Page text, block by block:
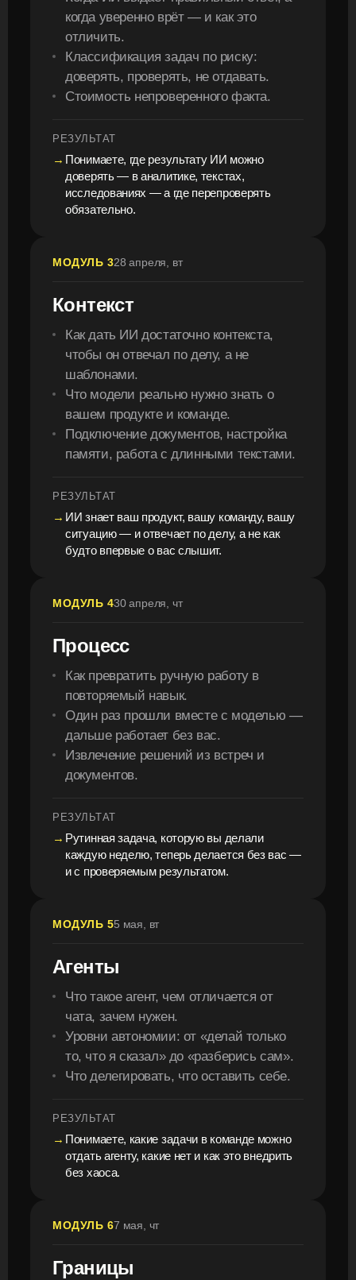
когда уверенно врёт — и как это
отличить.
Классификация задач по риску:
доверять, проверять, не отдавать.
Стоимость непроверенного факта.
РЕЗУЛЬТАТ
Понимаете, где результату ИИ можно
доверять — в аналитике, текстах,
исследованиях — а где перепроверять
обязательно.
МОДУЛЬ 328 апреля, вт
Контекст
Как дать ИИ достаточно контекста,
чтобы он отвечал по делу, а не
шаблонами.
Что модели реально нужно знать о
вашем продукте и команде.
Подключение документов, настройка
памяти, работа с длинными текстами.
РЕЗУЛЬТАТ
ИИ знает ваш продукт, вашу команду, вашу
ситуацию — и отвечает по делу, а не как
будто впервые о вас слышит.
МОДУЛЬ 430 апреля, чт
Процесс
Как превратить ручную работу в
повторяемый навык.
Один раз прошли вместе с моделью —
дальше работает без вас.
Извлечение решений из встреч и
документов.
РЕЗУЛЬТАТ
Рутинная задача, которую вы делали
каждую неделю, теперь делается без вас —
и с проверяемым результатом.
МОДУЛЬ 55 мая, вт
Агенты
Что такое агент, чем отличается от
чата, зачем нужен.
Уровни автономии: от «делай только
то, что я сказал» до «разберись сам».
Что делегировать, что оставить себе.
РЕЗУЛЬТАТ
Понимаете, какие задачи в команде можно
отдать агенту, какие нет и как это внедрить
без хаоса.
МОДУЛЬ 67 мая, чт
Границы